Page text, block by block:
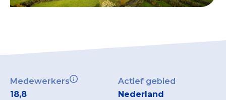
Medewerkers
18,8
Actief gebied
Nederland